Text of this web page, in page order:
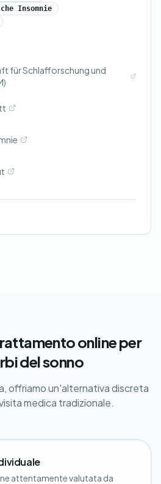
Insomnie
für Schlafforschung und
online per
del sonno
offriamo un'alternativa discreta
medica tradizionale.
attentamente valutata da